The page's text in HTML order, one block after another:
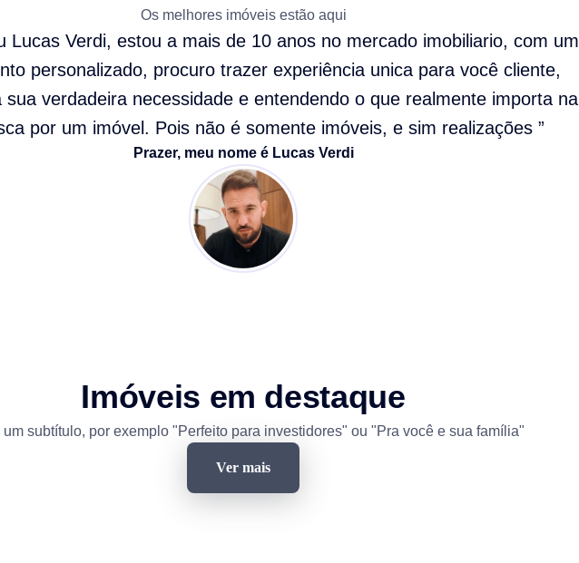
Os melhores imóveis estão aqui
Lucas Verdi, estou a mais de 10 anos no mercado imobiliario, com um
personalizado, procuro trazer experiência unica para você cliente,
sua verdadeira necessidade e entendendo o que realmente importa na
por um imóvel. Pois não é somente imóveis, e sim realizações ”
Prazer, meu nome é Lucas Verdi
Imóveis em destaque
um subtítulo, por exemplo "Perfeito para investidores" ou "Pra você e sua família"
Ver mais